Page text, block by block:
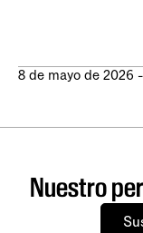
8 de mayo de 2026 -
Nuestro